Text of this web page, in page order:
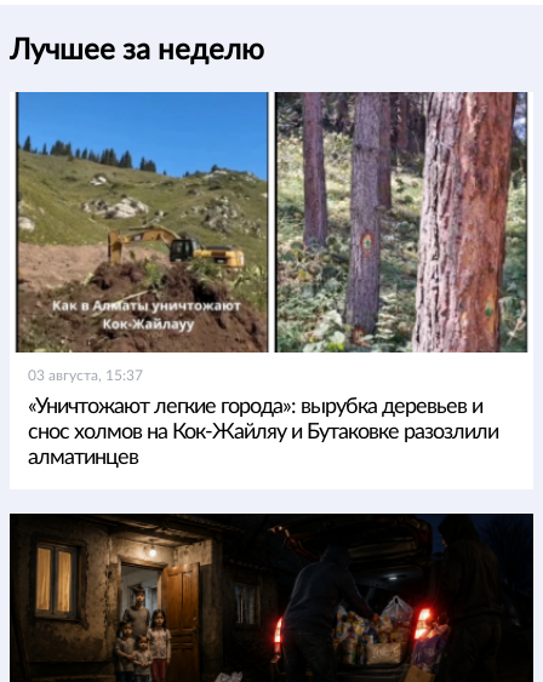
Лучшее за неделю
03 августа, 15:37
«Уничтожают легкие города»: вырубка деревьев и
снос холмов на Кок-Жайляу и Бутаковке разозлили
алматинцев